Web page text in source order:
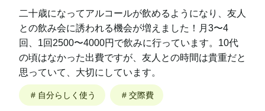
二十歳になってアルコールが飲めるようになり、友人
との飲み会に誘われる機会が増えました！月3〜4
回、1回2500〜4000円で飲みに行っています。10代
の頃はなかった出費ですが、友人との時間は貴重だと
思っていて、大切にしています。
# 自分らしく使う # 交際費